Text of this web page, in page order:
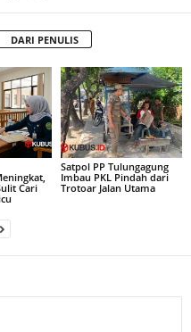
DARI PENULIS
Cari
Satpol PP Tulungagung
Imbau PKL Pindah dari
Trotoar Jalan Utama